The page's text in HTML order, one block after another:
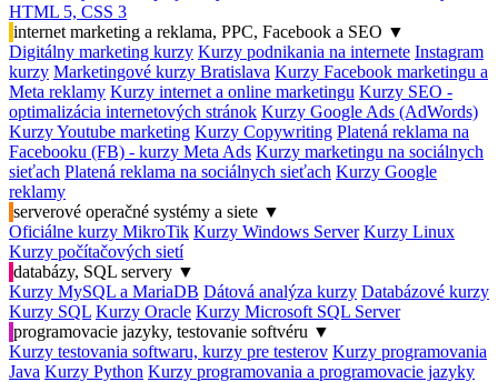
HTML 5, CSS 3
internet marketing a reklama, PPC, Facebook a SEO ▼
Digitálny marketing kurzy Kurzy podnikania na internete Instagram
kurzy Marketingové kurzy Bratislava Kurzy Facebook marketingu a
Meta reklamy Kurzy internet a online marketingu Kurzy SEO -
optimalizácia internetových stránok Kurzy Google Ads (AdWords)
Kurzy Youtube marketing Kurzy Copywriting Platená reklama na
Facebooku (FB) - kurzy Meta Ads Kurzy marketingu na sociálnych
sieťach Platená reklama na sociálnych sieťach Kurzy Google
reklamy
serverové operačné systémy a siete ▼
Oficiálne kurzy MikroTik Kurzy Windows Server Kurzy Linux
Kurzy počítačových sietí
databázy, SQL servery ▼
Kurzy MySQL a MariaDB Dátová analýza kurzy Databázové kurzy
Kurzy SQL Kurzy Oracle Kurzy Microsoft SQL Server
programovacie jazyky, testovanie softvéru ▼
Kurzy testovania softwaru, kurzy pre testerov Kurzy programovania
Java Kurzy Python Kurzy programovania a programovacie jazyky